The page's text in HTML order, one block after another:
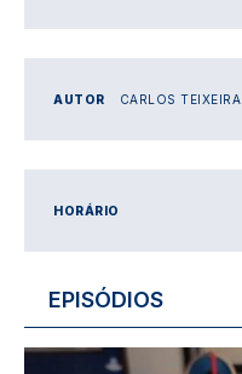
AUTOR CARLOS TEIXEIRA
HORÁRIO
EPISÓDIOS
Imagem